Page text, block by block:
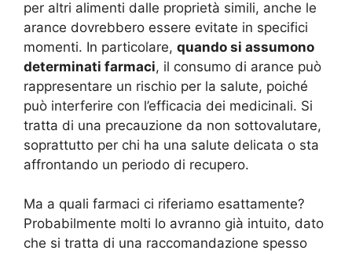
per altri alimenti dalle proprietà simili, anche le
arance dovrebbero essere evitate in specifici
momenti. In particolare, quando si assumono
determinati farmaci, il consumo di arance può
rappresentare un rischio per la salute, poiché
può interferire con l’efficacia dei medicinali. Si
tratta di una precauzione da non sottovalutare,
soprattutto per chi ha una salute delicata o sta
affrontando un periodo di recupero.
Ma a quali farmaci ci riferiamo esattamente?
Probabilmente molti lo avranno già intuito, dato
che si tratta di una raccomandazione spesso